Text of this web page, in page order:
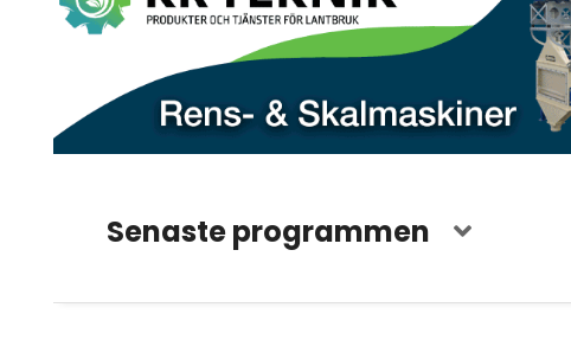
Senaste programmen